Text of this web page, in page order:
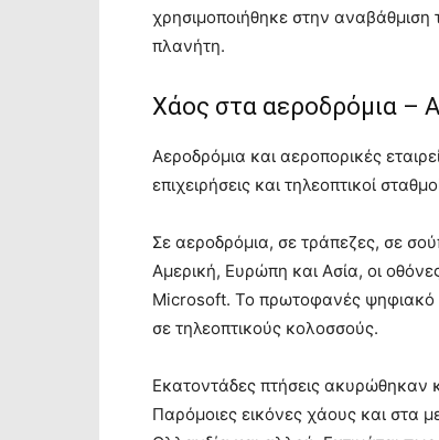
χρησιμοποιήθηκε στην
πλανήτη.
Xάος στα αεροδρόμια –
Αεροδρόμια και αεροπορικές
επιχειρήσεις και τηλεοπτικοί
Σε αεροδρόμια, σε τράπεζες, σε
Αμερική, Ευρώπη και Ασία, οι
Microsoft. Το πρωτοφανές ψηφιακό
σε τηλεοπτικούς κολοσσούς.
Εκατοντάδες πτήσεις ακυρώθηκαν
Παρόμοιες εικόνες χάους και στα